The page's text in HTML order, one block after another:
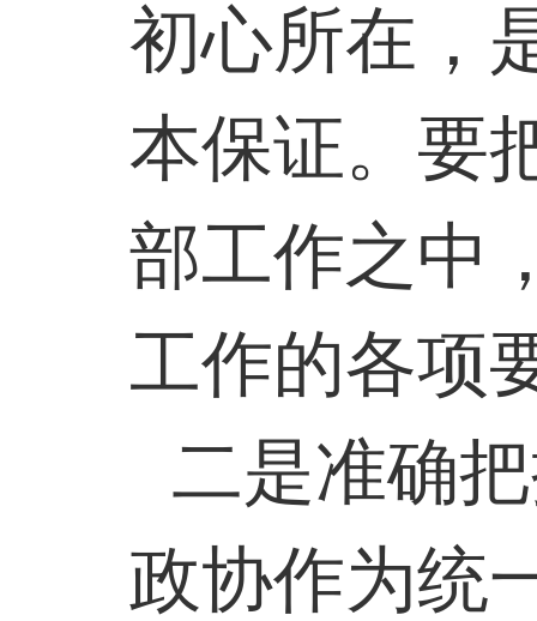
初心所在，
本保证。要
部工作之中
工作的各项
二是准确
政协作为统